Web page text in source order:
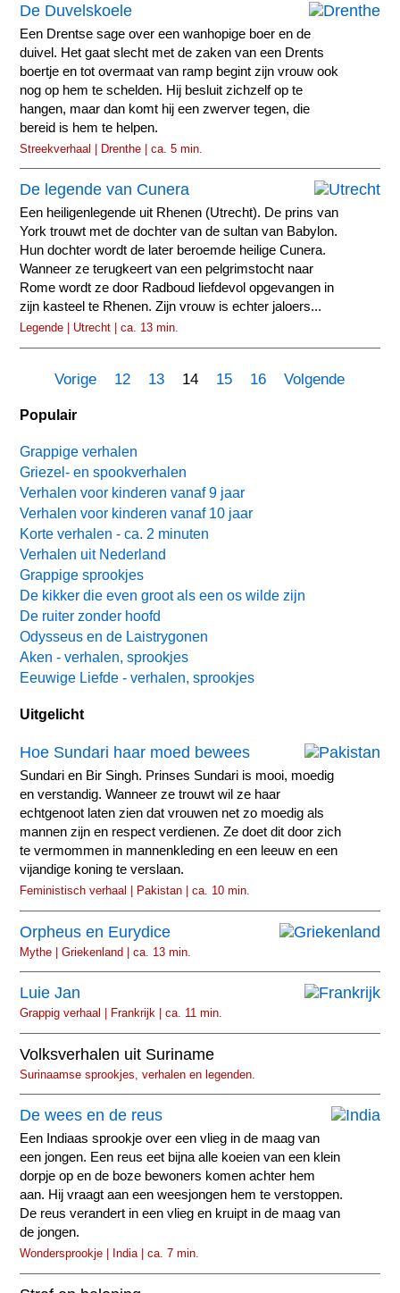
De Duvelskoele
Een Drentse sage over een wanhopige boer en de
duivel. Het gaat slecht met de zaken van een Drents
boertje en tot overmaat van ramp begint zijn vrouw ook
nog op hem te schelden. Hij besluit zichzelf op te
hangen, maar dan komt hij een zwerver tegen, die
bereid is hem te helpen.
Streekverhaal | Drenthe | ca. 5 min.
De legende van Cunera
Een heiligenlegende uit Rhenen (Utrecht). De prins van
York trouwt met de dochter van de sultan van Babylon.
Hun dochter wordt de later beroemde heilige Cunera.
Wanneer ze terugkeert van een pelgrimstocht naar
Rome wordt ze door Radboud liefdevol opgevangen in
zijn kasteel te Rhenen. Zijn vrouw is echter jaloers...
Legende | Utrecht | ca. 13 min.
Vorige 12 13 14 15 16 Volgende
Populair
Grappige verhalen
Griezel- en spookverhalen
Verhalen voor kinderen vanaf 9 jaar
Verhalen voor kinderen vanaf 10 jaar
Korte verhalen - ca. 2 minuten
Verhalen uit Nederland
Grappige sprookjes
De kikker die even groot als een os wilde zijn
De ruiter zonder hoofd
Odysseus en de Laistrygonen
Aken - verhalen, sprookjes
Eeuwige Liefde - verhalen, sprookjes
Uitgelicht
Hoe Sundari haar moed bewees
Sundari en Bir Singh. Prinses Sundari is mooi, moedig
en verstandig. Wanneer ze trouwt wil ze haar
echtgenoot laten zien dat vrouwen net zo moedig als
mannen zijn en respect verdienen. Ze doet dit door zich
te vermommen in mannenkleding en een leeuw en een
vijandige koning te verslaan.
Feministisch verhaal | Pakistan | ca. 10 min.
Orpheus en Eurydice
Mythe | Griekenland | ca. 13 min.
Luie Jan
Grappig verhaal | Frankrijk | ca. 11 min.
Volksverhalen uit Suriname
Surinaamse sprookjes, verhalen en legenden.
De wees en de reus
Een Indiaas sprookje over een vlieg in de maag van
een jongen. Een reus eet bijna alle koeien van een klein
dorpje op en de boze bewoners komen achter hem
aan. Hij vraagt aan een weesjongen hem te verstoppen.
De reus verandert in een vlieg en kruipt in de maag van
de jongen.
Wondersprookje | India | ca. 7 min.